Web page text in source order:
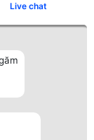
Live chat